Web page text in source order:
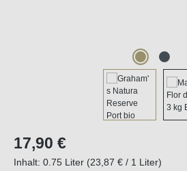
Regulärer Preis:
17,90 €
Inhalt: 0.75 Liter (23,87 € / 1 Liter)